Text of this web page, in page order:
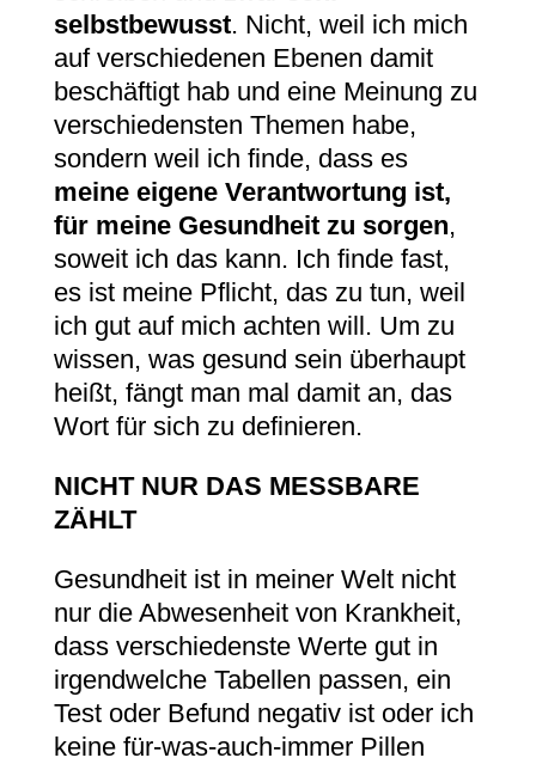
selbstbewusst. Nicht, weil ich mich
auf verschiedenen Ebenen damit
beschäftigt hab und eine Meinung zu
verschiedensten Themen habe,
sondern weil ich finde, dass es
meine eigene Verantwortung ist,
für meine Gesundheit zu sorgen,
soweit ich das kann. Ich finde fast,
es ist meine Pflicht, das zu tun, weil
ich gut auf mich achten will. Um zu
wissen, was gesund sein überhaupt
heißt, fängt man mal damit an, das
Wort für sich zu definieren.
NICHT NUR DAS MESSBARE
ZÄHLT
Gesundheit ist in meiner Welt nicht
nur die Abwesenheit von Krankheit,
dass verschiedenste Werte gut in
irgendwelche Tabellen passen, ein
Test oder Befund negativ ist oder ich
keine für-was-auch-immer Pillen